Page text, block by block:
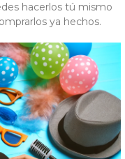
hacerlos tú mismo
ya hechos.